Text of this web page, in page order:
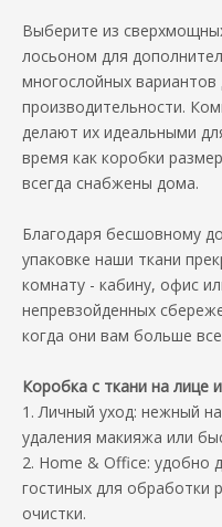
Выберите из
лосьоном для
многослойных
производительности.
делают их идеальными
время как коробки
всегда снабжены дома.
Благодаря бесшовному
упаковке наши ткани
комнату - кабину, офис
непревзойденных
когда они вам больше
Коробка с ткани на лице
1. Личный уход: нежный
удаления макияжа или
2. Home & Office: удобно
гостиных для обработки
очистки.